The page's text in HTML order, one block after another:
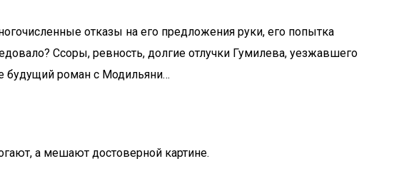
отказы на его предложения руки, его попытка
Ссоры, ревность, долгие отлучки Гумилева, уезжавшего
будущий роман с Модильяни…
а мешают достоверной картине.